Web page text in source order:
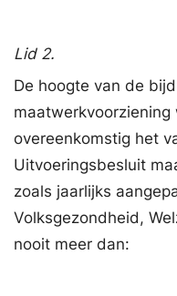
Lid 2.
De hoogte van de
overeenkomstig het
Uitvoeringsbesluit
zoals jaarlijks
Volksgezondheid,
nooit meer dan: